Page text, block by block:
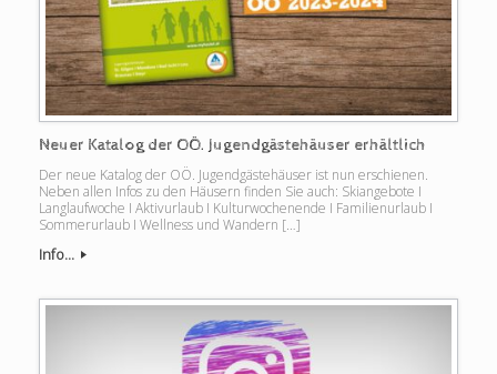
Neuer Katalog der OÖ. Jugendgästehäuser erhältlich
Der neue Katalog der OÖ. Jugendgästehäuser ist nun erschienen.
Neben allen Infos zu den Häusern finden Sie auch: Skiangebote I
Langlaufwoche I Aktivurlaub I Kulturwochenende I Familienurlaub I
Sommerurlaub I Wellness und Wandern […]
Info...